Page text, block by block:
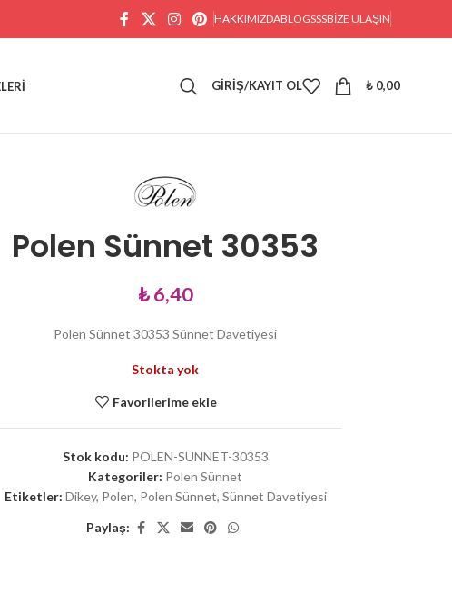
HAKKIMIZDABLOGSSSBIZE ULAŞIN
GIRIŞ/KAYIT OL ₺0,00
Polen Sünnet 30353
₺6,40
Polen Sünnet 30353 Sünnet Davetiyesi
Stokta yok
Favorilerime ekle
Stok kodu: POLEN-SUNNET-30353
Kategoriler: Polen Sünnet
Etiketler: Dikey, Polen, Polen Sünnet, Sünnet Davetiyesi
Paylaş: